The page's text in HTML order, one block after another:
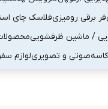
فر برقی رومیزیفلاسک چای
/ ماشین ظرفشویی
صوتی و تصویریلوازم